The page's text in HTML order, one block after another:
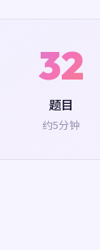
32
题目
约5分钟